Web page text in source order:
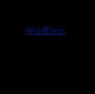
WordPress